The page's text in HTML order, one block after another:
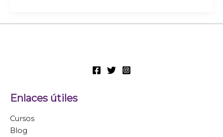
Enlaces útiles
Cursos
Blog